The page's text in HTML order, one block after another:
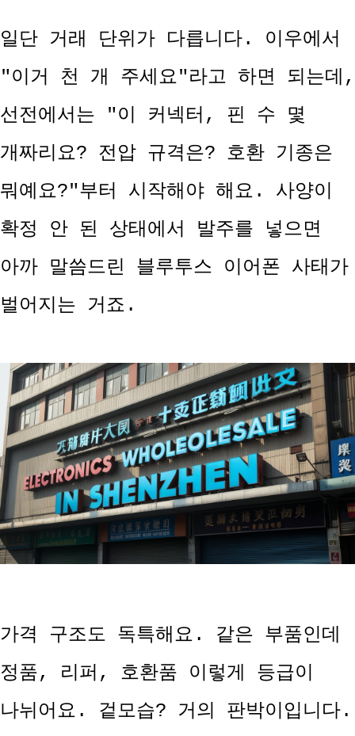
일단 거래 단위가 다릅니다. 이우에서
"이거 천 개 주세요"라고 하면 되는데,
선전에서는 "이 커넥터, 핀 수 몇
개짜리요? 전압 규격은? 호환 기종은
뭐예요?"부터 시작해야 해요. 사양이
확정 안 된 상태에서 발주를 넣으면
아까 말씀드린 블루투스 이어폰 사태가
벌어지는 거죠.
가격 구조도 독특해요. 같은 부품인데
정품, 리퍼, 호환품 이렇게 등급이
나뉘어요. 겉모습? 거의 판박이입니다.